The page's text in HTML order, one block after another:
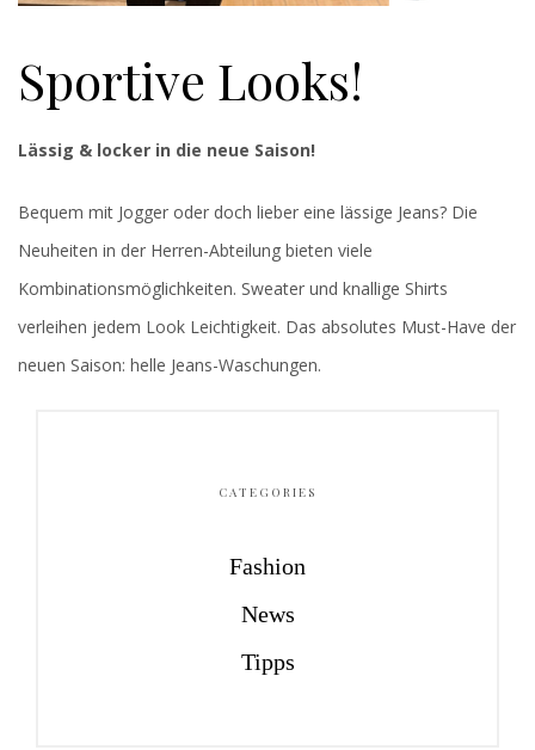
Sportive Looks!
Lässig & locker in die neue Saison!
Bequem mit Jogger oder doch lieber eine lässige Jeans? Die
Neuheiten in der Herren-Abteilung bieten viele
Kombinationsmöglichkeiten. Sweater und knallige Shirts
verleihen jedem Look Leichtigkeit. Das absolutes Must-Have der
neuen Saison: helle Jeans-­Waschungen.
CATEGORIES
Fashion
News
Tipps